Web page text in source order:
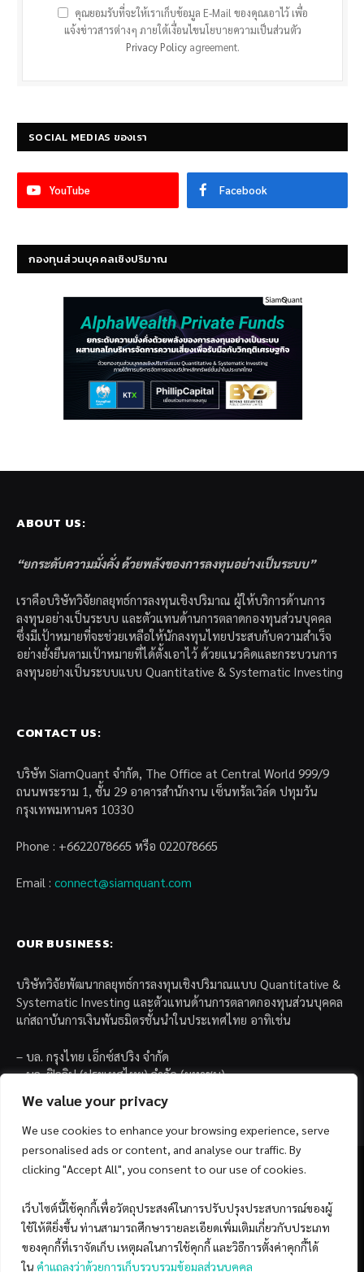
We value your privacy
We use cookies to enhance your browsing experience, serve
personalised ads or content, and analyse our traffic. By
clicking "Accept All", you consent to our use of cookies.
เว็บไซต์นี้ใช้คุกกี้เพื่อวัตถุประสงค์ในการปรับปรุงประสบการณ์ของผู้
ใช้ให้ดียิ่งขึ้น ท่านสามารถศึกษารายละเอียดเพิ่มเติมเกี่ยวกับประเภท
ของคุกกี้ที่เราจัดเก็บ เหตุผลในการใช้คุกกี้ และวิธีการตั้งค่าคุกกี้ได้
ใน คำแถลงว่าด้วยการเก็บรวบรวมข้อมูลส่วนบุคคล
คุณยอมรับที่จะให้เราเก็บข้อมูล E-Mail ของคุณเอาไว้ เพื่อ
แจ้งข่าวสารต่างๆ ภายใต้เงื่อนไขนโยบายความเป็นส่วนตัว
Privacy Policyagreement.
SOCIAL MEDIAS ของเรา
YouTube Facebook
กองทุนส่วนบุคคลเชิงปริมาณ
ABOUT US:
“ยกระดับความมั่งคั่ง ด้วยพลังของการลงทุนอย่างเป็นระบบ”
เราคือบริษัทวิจัยกลยุทธ์การลงทุนเชิงปริมาณ ผู้ให้บริการด้านการ
ลงทุนอย่างเป็นระบบ และตัวแทนด้านการตลาดกองทุนส่วนบุคคล
ซึ่งมีเป้าหมายที่จะช่วยเหลือให้นักลงทุนไทยประสบกับความสำเร็จ
อย่างยั่งยืนตามเป้าหมายที่ได้ตั้งเอาไว้ ด้วยแนวคิดและกระบวนการ
ลงทุนอย่างเป็นระบบแบบ Quantitative & Systematic Investing
CONTACT US:
บริษัท SiamQuant จำกัด, The Office at Central World 999/9
ถนนพระราม 1, ชั้น 29 อาคารสำนักงาน เซ็นทรัลเวิล์ด ปทุมวัน
กรุงเทพมหานคร 10330
Phone : +6622078665 หรือ 022078665
Email : connect@siamquant.com
OUR BUSINESS:
บริษัทวิจัยพัฒนากลยุทธ์การลงทุนเชิงปริมาณแบบ Quantitative &
Systematic Investing และตัวแทนด้านการตลาดกองทุนส่วนบุคคล
แก่สถาบันการเงินพันธมิตรชั้นนำในประเทศไทย อาทิเช่น
– บล. กรุงไทย เอ็กซ์สปริง จำกัด
– บล. ฟิลลิป (ประเทศไทย) จำกัด (มหาชน)
– บล. บียอนด์ จำกัด (มหาชน)
FacebookYouTube
© 2026 Copyright by SiamQuant.